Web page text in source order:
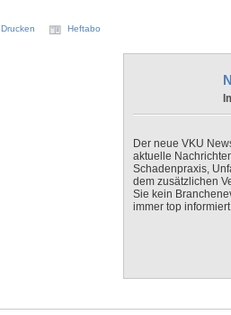
Drucken Heftabo
Der neue VKU
aktuelle
Schadenpraxis,
dem zusätzlichen
Sie kein
immer top